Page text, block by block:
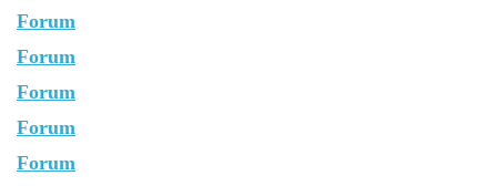
Forum
Forum
Forum
Forum
Forum